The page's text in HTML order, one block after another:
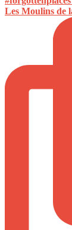
Les Moulins de